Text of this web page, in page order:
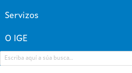
Servizos
O IGE